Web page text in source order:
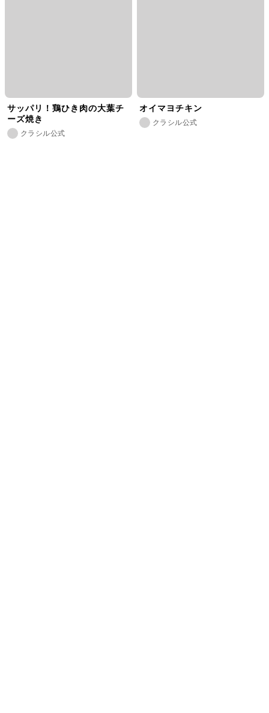
サッパリ！鶏ひき肉の大葉チ
ーズ焼き
クラシル公式
オイマヨチキン
クラシル公式